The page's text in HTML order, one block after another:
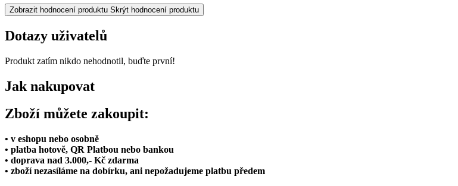
Zobrazit hodnocení produktu Skrýt hodnocení produktu
Dotazy uživatelů
Produkt zatím nikdo nehodnotil, buďte první!
Jak nakupovat
Zboží můžete zakoupit:
• v eshopu nebo osobně
• platba hotově, QR Platbou nebo bankou
• doprava nad 3.000,- Kč zdarma
• zboží nezasíláme na dobírku, ani nepožadujeme platbu předem